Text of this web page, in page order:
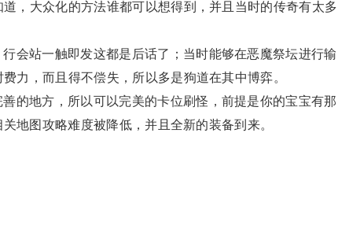
，大众化的方法谁都可以想得到，并且当时的传奇有太多
会站一触即发这都是后话了；当时能够在恶魔祭坛进行输
力，而且得不偿失，所以多是狗道在其中博弈。
的地方，所以可以完美的卡位刷怪，前提是你的宝宝有那
地图攻略难度被降低，并且全新的装备到来。